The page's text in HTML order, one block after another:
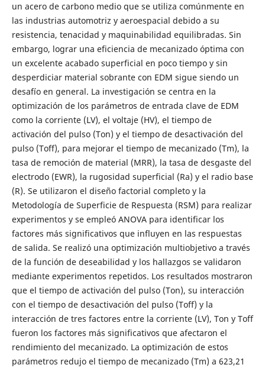
un acero de carbono medio que se utiliza comúnmente en
las industrias automotriz y aeroespacial debido a su
resistencia, tenacidad y maquinabilidad equilibradas. Sin
embargo, lograr una eficiencia de mecanizado óptima con
un excelente acabado superficial en poco tiempo y sin
desperdiciar material sobrante con EDM sigue siendo un
desafío en general. La investigación se centra en la
optimización de los parámetros de entrada clave de EDM
como la corriente (LV), el voltaje (HV), el tiempo de
activación del pulso (Ton) y el tiempo de desactivación del
pulso (Toff), para mejorar el tiempo de mecanizado (Tm), la
tasa de remoción de material (MRR), la tasa de desgaste del
electrodo (EWR), la rugosidad superficial (Ra) y el radio base
(R). Se utilizaron el diseño factorial completo y la
Metodología de Superficie de Respuesta (RSM) para realizar
experimentos y se empleó ANOVA para identificar los
factores más significativos que influyen en las respuestas
de salida. Se realizó una optimización multiobjetivo a través
de la función de deseabilidad y los hallazgos se validaron
mediante experimentos repetidos. Los resultados mostraron
que el tiempo de activación del pulso (Ton), su interacción
con el tiempo de desactivación del pulso (Toff) y la
interacción de tres factores entre la corriente (LV), Ton y Toff
fueron los factores más significativos que afectaron el
rendimiento del mecanizado. La optimización de estos
parámetros redujo el tiempo de mecanizado (Tm) a 623,21